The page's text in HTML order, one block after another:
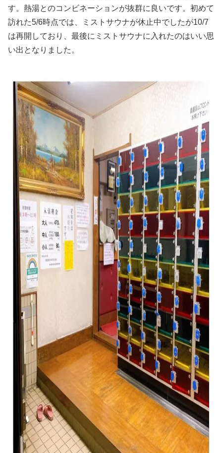
す。熱湯とのコンビネーションが抜群に良いです。初めて
訪れた5/6時点では、ミストサウナが休止中でしたが10/7
は再開しており、最後にミストサウナに入れたのはいい思
い出となりました。